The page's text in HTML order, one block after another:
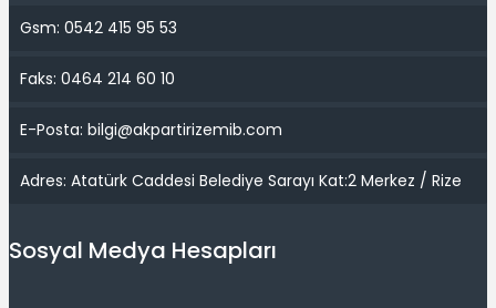
Gsm: 0542 415 95 53
Faks: 0464 214 60 10
E-Posta: bilgi@akpartirizemib.com
Adres: Atatürk Caddesi Belediye Sarayı Kat:2 Merkez / Rize
Sosyal Medya Hesapları